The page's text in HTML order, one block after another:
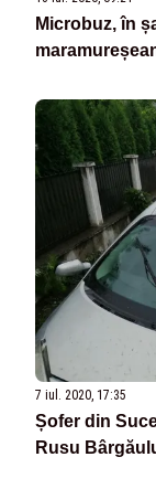
Microbuz, în
7 iul. 2020, 17:35
Șofer din
Rusu